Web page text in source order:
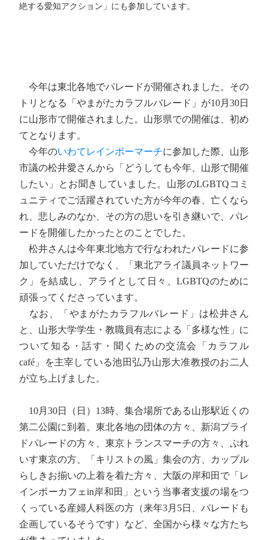
絶する愛知アクション」にも参加しています。
今年は東北各地でパレードが開催されました。その
トリとなる「やまがたカラフルバレード」が10月30日
に山形市で開催されました。山形県での開催は、初め
てとなります。
今年のいわてレインボーマーチに参加した際、山形
市議の松井愛さんから「どうしても今年、山形で開催
したい」とお聞きしていました。山形のLGBTQコミ
ュニティでご活躍されていた方が今年の春、亡くなら
れ、悲しみのなか、その方の思いを引き継いで、パレ
ードを開催したかったとのことでした。
松井さんは今年東北地方で行なわれたパレードに参
加していただけでなく、「東北アライ議員ネットワー
ク」を結成し、アライとして日々、LGBTQのために
頑張ってくださっています。
なお、「やまがたカラフルバレード」は松井さん
と、山形大学学生・教職員有志による「多様な性」に
ついて知る・話す・聞くための交流会「カラフル
café」を主宰している池田弘乃山形大准教授のお二人
が立ち上げました。
10月30日（日）13時、集合場所である山形駅近くの
第二公園に到着。東北各地の団体の方々、新潟プライ
ドパレードの方々、東京トランスマーチの方々、ぷれ
いす東京の方、「キリストの風」集会の方、カップル
らしきお揃いの上着を着た方々、大阪の岸和田で「レ
インボーカフェin岸和田」という当事者支援の場をつ
くっている産婦人科医の方（来年3月5日、パレードも
企画しているそうです）など、全国から様々な方たち